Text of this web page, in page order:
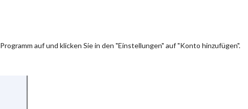
auf und klicken Sie in den "Einstellungen" auf "Konto hinzufügen".